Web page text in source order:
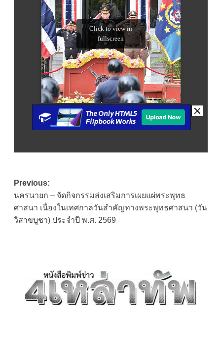
Post
navigation
Previous:
นครนายก – จัดกิจกรรมส่งเสริมการเผยแผ่พระพุทธ
ศาสนา เนื่องในเทศกาลวันสำคัญทางพระพุทธศาสนา (วัน
วิสาขบูชา) ประจำปี พ.ศ. 2569